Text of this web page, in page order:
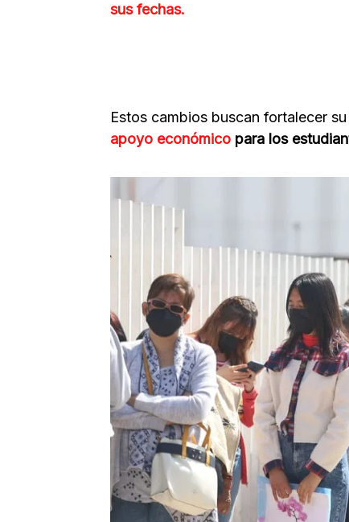
sus fechas.
Estos cambios buscan fortalecer
apoyo económico para los